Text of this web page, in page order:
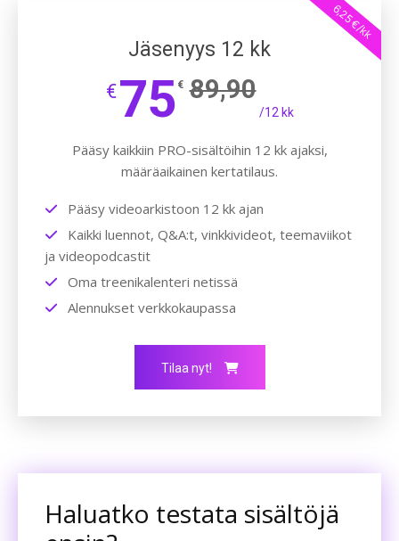
6,25 €/kk
Jäsenyys 12 kk
€75 € 89,90
/12 kk
Pääsy kaikkiin PRO-sisältöihin 12 kk ajaksi,
määräaikainen kertatilaus.
Pääsy videoarkistoon 12 kk ajan
Kaikki luennot, Q&A:t, vinkkivideot, teemaviikot
ja videopodcastit
Oma treenikalenteri netissä
Alennukset verkkokaupassa
Tilaa nyt!
Haluatko testata sisältöjä